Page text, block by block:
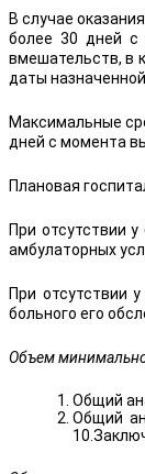
В случае
более 30 дней с
вмешательств, в
даты
Максимальные
дней с момента
Плановая
При отсутствии
амбулаторных
При отсутствии
больного его
Объем
Общий
Общий